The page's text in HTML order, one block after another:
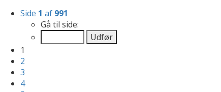
Side 1 af 991
Gå til side:
1
2
3
4